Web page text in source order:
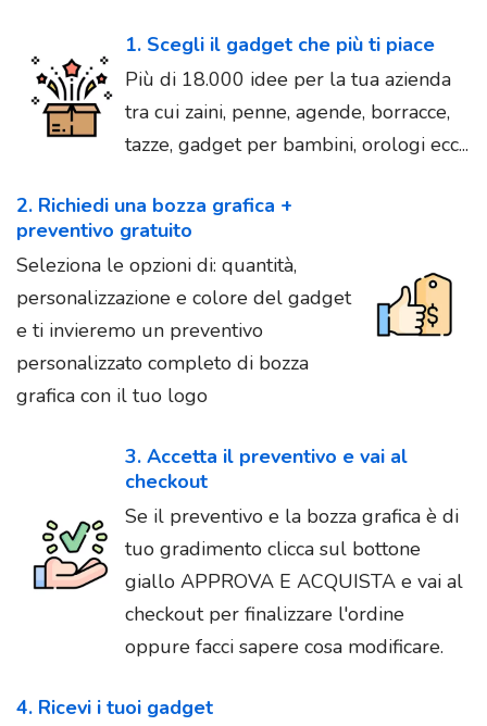
1. Scegli il gadget che più ti piace
Più di 18.000 idee per la tua azienda
tra cui zaini, penne, agende, borracce,
tazze, gadget per bambini, orologi ecc...
2. Richiedi una bozza grafica +
preventivo gratuito
Seleziona le opzioni di: quantità,
personalizzazione e colore del gadget
e ti invieremo un preventivo
personalizzato completo di bozza
grafica con il tuo logo
3. Accetta il preventivo e vai al
checkout
Se il preventivo e la bozza grafica è di
tuo gradimento clicca sul bottone
giallo APPROVA E ACQUISTA e vai al
checkout per finalizzare l'ordine
oppure facci sapere cosa modificare.
4. Ricevi i tuoi gadget